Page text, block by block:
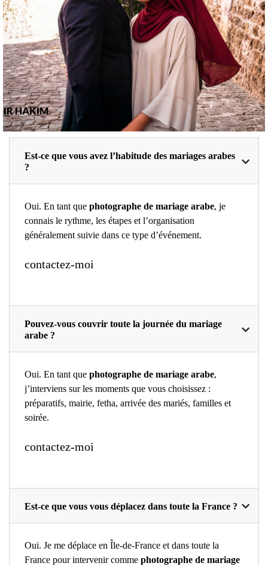
Est-ce que vous avez l’habitude des mariages arabes
?
Oui. En tant que photographe de mariage arabe, je
connais le rythme, les étapes et l’organisation
généralement suivie dans ce type d’événement.
contactez-moi
Pouvez-vous couvrir toute la journée du mariage
arabe ?
Oui. En tant que photographe de mariage arabe,
j’interviens sur les moments que vous choisissez :
préparatifs, mairie, fetha, arrivée des mariés, familles et
soirée.
contactez-moi
Est-ce que vous vous déplacez dans toute la France ?
Oui. Je me déplace en Île-de-France et dans toute la
France pour intervenir comme photographe de mariage